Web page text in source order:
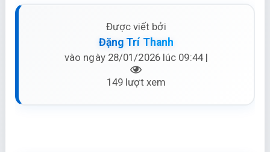
Được viết bởi
Đặng Trí Thanh
vào ngày 28/01/2026 lúc 09:44 |
149 lượt xem